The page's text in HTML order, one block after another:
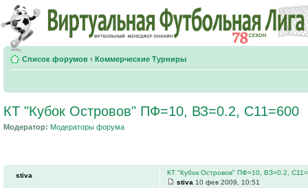
Список форумов ‹ Коммерческие Турниры
КТ "Кубок Островов" ПФ=10, ВЗ=0.2, С11=600
Модератор: Модераторы форума
КТ "Кубок Островов" ПФ=10, ВЗ=0.2,
stiva 10 фев 2009, 10:51
stiva